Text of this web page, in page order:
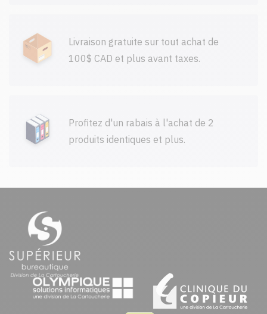
Livraison gratuite sur tout achat de
100$ CAD et plus avant taxes.
Profitez d'un rabais à l'achat de 2
produits identiques et plus.